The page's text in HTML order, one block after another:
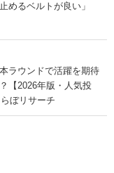
るベルトが良い」
ラウンドで活躍を期待
【2026年版・人気投
ぼリサーチ